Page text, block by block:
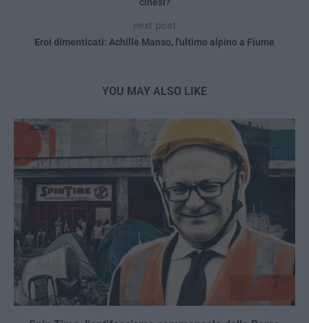
next post
Eroi dimenticati: Achille Manso, l'ultimo alpino a Fiume
YOU MAY ALSO LIKE